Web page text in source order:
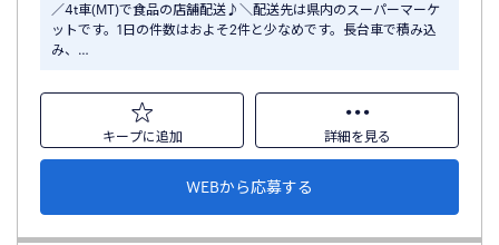
／4t車(MT)で食品の店舗配送♪＼配送先は県内のスーパーマーケ
ットです。1日の件数はおよそ2件と少なめです。長台車で積み込
み、…
キープに追加 詳細を見る
WEBから応募する